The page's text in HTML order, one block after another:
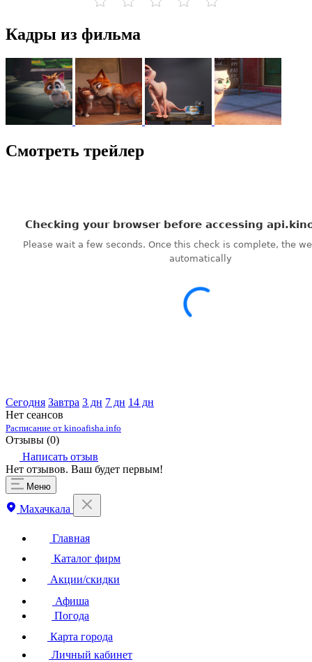
Кадры из фильма
Смотреть трейлер
Сегодня Завтра 3 дн 7 дн 14 дн
Нет сеансов
Расписание от kinoafisha.info
Отзывы (0)
Написать отзыв
Нет отзывов. Ваш будет первым!
Меню
Махачкала
Главная
Каталог фирм
Акции/скидки
Афиша
Погода
Карта города
Личный кабинет